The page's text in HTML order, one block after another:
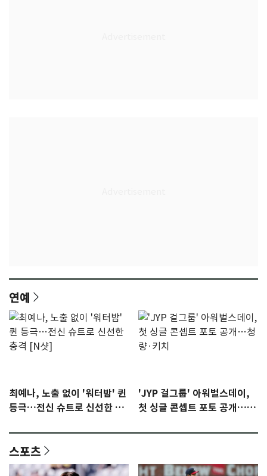
연예
최예나, 노출 없이 '워터밤' 퀸
등극…전신 슈트로 신선한 충
'JYP 걸그룹' 아워벌스데이,
첫 싱글 콘셉트 포토 공개…청
스포츠